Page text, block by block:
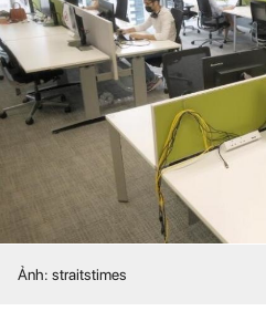
Ảnh: straitstimes